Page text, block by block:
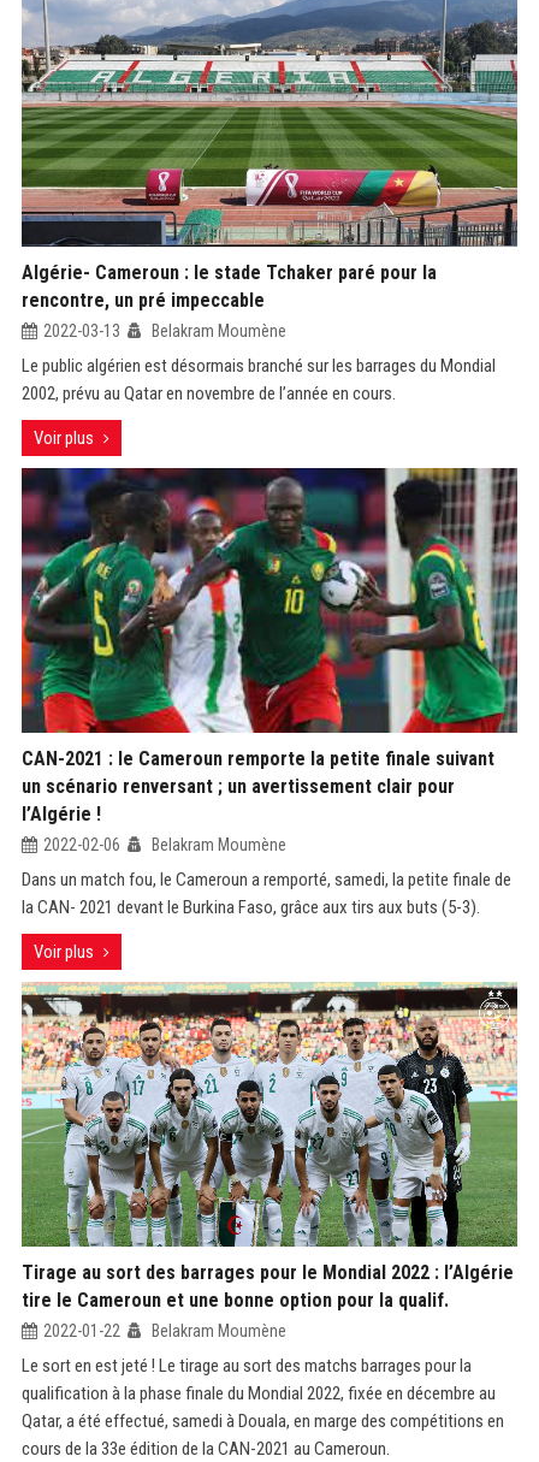
Algérie- Cameroun : le stade Tchaker paré pour la
rencontre, un pré impeccable
2022-03-13 Belakram Moumène
Le public algérien est désormais branché sur les barrages du Mondial
2002, prévu au Qatar en novembre de l’année en cours.
Voir plus
CAN-2021 : le Cameroun remporte la petite finale suivant
un scénario renversant ; un avertissement clair pour
l’Algérie !
2022-02-06 Belakram Moumène
Dans un match fou, le Cameroun a remporté, samedi, la petite finale de
la CAN- 2021 devant le Burkina Faso, grâce aux tirs aux buts (5-3).
Voir plus
Tirage au sort des barrages pour le Mondial 2022 : l’Algérie
tire le Cameroun et une bonne option pour la qualif.
2022-01-22 Belakram Moumène
Le sort en est jeté ! Le tirage au sort des matchs barrages pour la
qualification à la phase finale du Mondial 2022, fixée en décembre au
Qatar, a été effectué, samedi à Douala, en marge des compétitions en
cours de la 33e édition de la CAN-2021 au Cameroun.